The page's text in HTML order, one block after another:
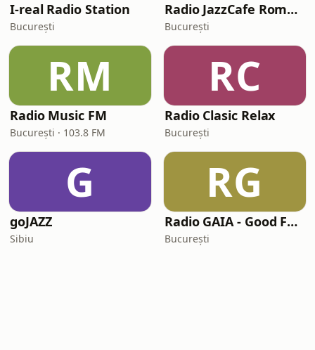
I-real Radio Station
București
Radio JazzCafe Romania
București
RM
Radio Music FM
București · 103.8 FM
RC
Radio Clasic Relax
București
G
goJAZZ
Sibiu
RG
Radio GAIA - Good Feeling
București